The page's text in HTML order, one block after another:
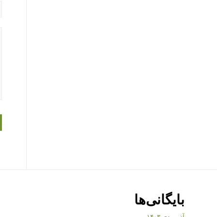
بایگانی‌ها